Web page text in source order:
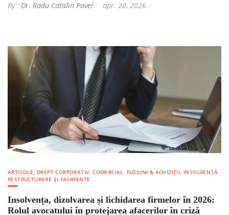
By : Dr. Radu Catalin Pavel apr. 20, 2026
ARTICOLE, DREPT CORPORATIV, COMERCIAL, FUZIUNI & ACHIZIȚII, INSOLVENȚĂ,
RESTRUCTURARE ȘI FALIMENTE
Insolvența, dizolvarea și lichidarea firmelor în 2026:
Rolul avocatului în protejarea afacerilor în criză